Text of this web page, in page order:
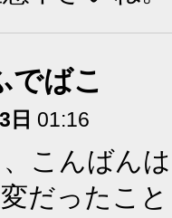
日 04:11
目覚めまし
している
アップを
まだ真っ